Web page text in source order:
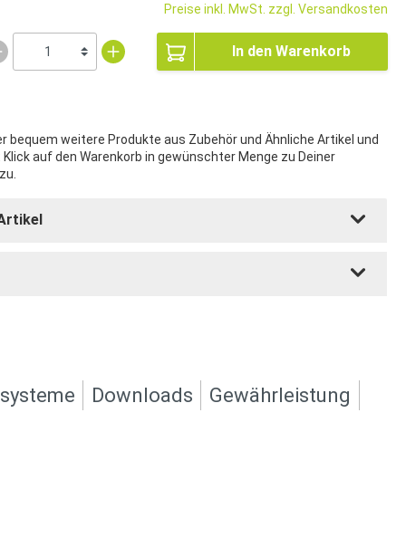
Preise inkl. MwSt. zzgl. Versandkosten
In den Warenkorb
bequem weitere Produkte aus Zubehör und Ähnliche Artikel und
auf den Warenkorb in gewünschter Menge zu Deiner
Downloads Gewährleistung